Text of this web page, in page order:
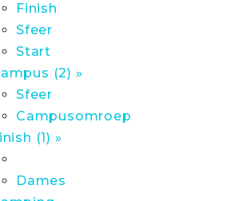
Finish
Sfeer
Start
(2) »
Sfeer
Campusomroep
(1) »
Dames